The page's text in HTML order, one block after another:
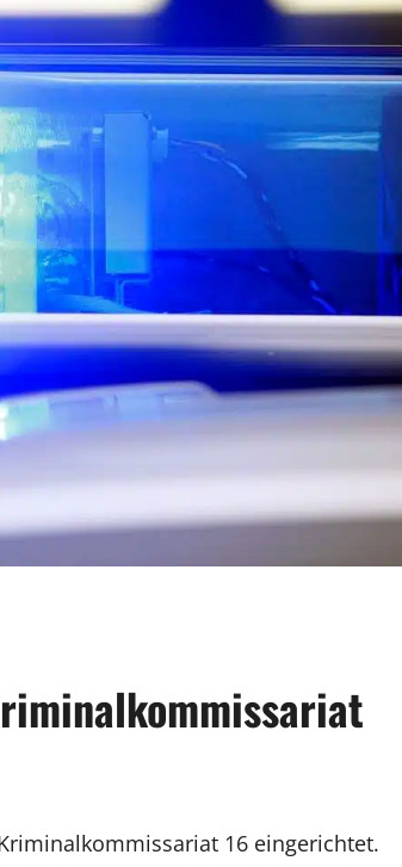
16 eingerichtet.